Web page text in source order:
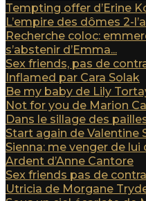
Tempting offer d’Erine
L’empire des dômes 2-
Recherche coloc:
s’abstenir d’Emma...
Sex friends, pas de
Inflamed par Cara Solak
Be my baby de Lily
Not for you de Marion
Dans le sillage des
Start again de Valentine
Sienna: me venger de lui
Ardent d’Anne Cantore
Sex friends pas de
Utricia de Morgane